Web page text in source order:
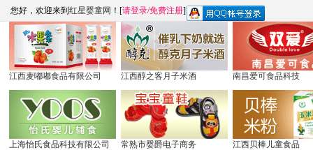
您好，欢迎来到 红星婴童网 ！[请登录/免费注册]
江西麦嘟嘟食品有限公司 江西醇之客月子米酒 南昌爱可食品科技
上海怡氏食品科技有限公司 常熟市婴爵电子商务 江西贝棒儿童食品